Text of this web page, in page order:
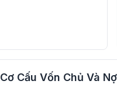
Cơ Cấu Vốn Chủ Và